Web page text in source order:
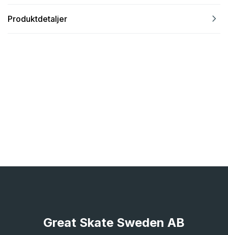
Produktdetaljer navigate_next
Great Skate Sweden AB